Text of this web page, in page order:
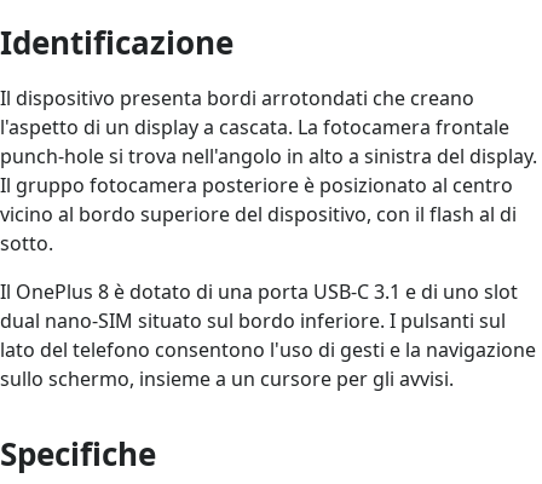
Identificazione
Il dispositivo presenta bordi arrotondati che creano
l'aspetto di un display a cascata. La fotocamera frontale
punch-hole si trova nell'angolo in alto a sinistra del display.
Il gruppo fotocamera posteriore è posizionato al centro
vicino al bordo superiore del dispositivo, con il flash al di
sotto.
Il OnePlus 8 è dotato di una porta USB-C 3.1 e di uno slot
dual nano-SIM situato sul bordo inferiore. I pulsanti sul
lato del telefono consentono l'uso di gesti e la navigazione
sullo schermo, insieme a un cursore per gli avvisi.
Specifiche